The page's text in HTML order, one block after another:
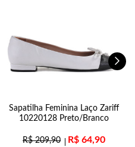
Sapatilha Feminina Laço Zariff
10220128 Preto/Branco
R$209,90 R$ 64,90